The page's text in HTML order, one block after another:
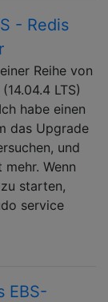
- Redis
Reihe von
LTS)
habe einen
das Upgrade
und
Wenn
starten,
service
EBS-